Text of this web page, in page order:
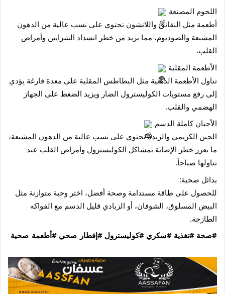
اللحوم المصنعة
أطعمة مثل النقانق واللانشون تحتوي على نسب عالية من الدهون
المشبعة والصوديوم، مما يزيد من خطر انسداد الشرايين وأمراض
القلب.
الأطعمة المقلية
تناول الأطعمة الدهنية مثل البطاطس المقلية على معدة فارغة يؤدي
إلى رفع مستويات الكوليسترول الضار ويزيد الضغط على الجهاز
الهضمي والقلب.
الأجبان كاملة الدسم
الجبن الكريمي والزبدة تحتوي على نسب عالية من الدهون المشبعة،
ما يعزز خطر الإصابة بمشاكل الكوليسترول وأمراض القلب عند
تناولها صباحاً.
بدائل صحية:
للحصول على طاقة مستدامة وصحة أفضل، اختر وجبة متوازنة مثل
البيض المسلوق، الشوفان، أو الزبادي قليل الدسم مع الفواكه
الطازجة.
#صحة #تغذية #سكري #كوليسترول #إفطار_صحي #أطعمة_صحية